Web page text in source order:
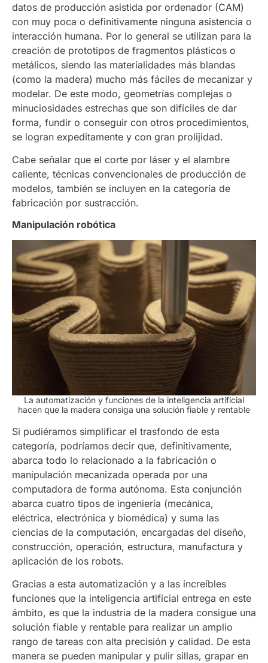
datos de producción asistida por ordenador (CAM)
con muy poca o definitivamente ninguna asistencia o
interacción humana. Por lo general se utilizan para la
creación de prototipos de fragmentos plásticos o
metálicos, siendo las materialidades más blandas
(como la madera) mucho más fáciles de mecanizar y
modelar. De este modo, geometrías complejas o
minuciosidades estrechas que son difíciles de dar
forma, fundir o conseguir con otros procedimientos,
se logran expeditamente y con gran prolijidad.
Cabe señalar que el corte por láser y el alambre
caliente, técnicas convencionales de producción de
modelos, también se incluyen en la categoría de
fabricación por sustracción.
Manipulación robótica
La automatización y funciones de la inteligencia artificial
hacen que la madera consiga una solución fiable y rentable
Si pudiéramos simplificar el trasfondo de esta
categoría, podríamos decir que, definitivamente,
abarca todo lo relacionado a la fabricación o
manipulación mecanizada operada por una
computadora de forma autónoma. Esta conjunción
abarca cuatro tipos de ingeniería (mecánica,
eléctrica, electrónica y biomédica) y suma las
ciencias de la computación, encargadas del diseño,
construcción, operación, estructura, manufactura y
aplicación de los robots.
Gracias a esta automatización y a las increíbles
funciones que la inteligencia artificial entrega en este
ámbito, es que la industria de la madera consigue una
solución fiable y rentable para realizar un amplio
rango de tareas con alta precisión y calidad. De esta
manera se pueden manipular y pulir sillas, grapar en